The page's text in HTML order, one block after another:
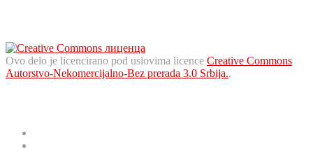
Ovo delo je licencirano pod uslovima licence Creative Commons
Autorstvo-Nekomercijalno-Bez prerada 3.0 Srbija..